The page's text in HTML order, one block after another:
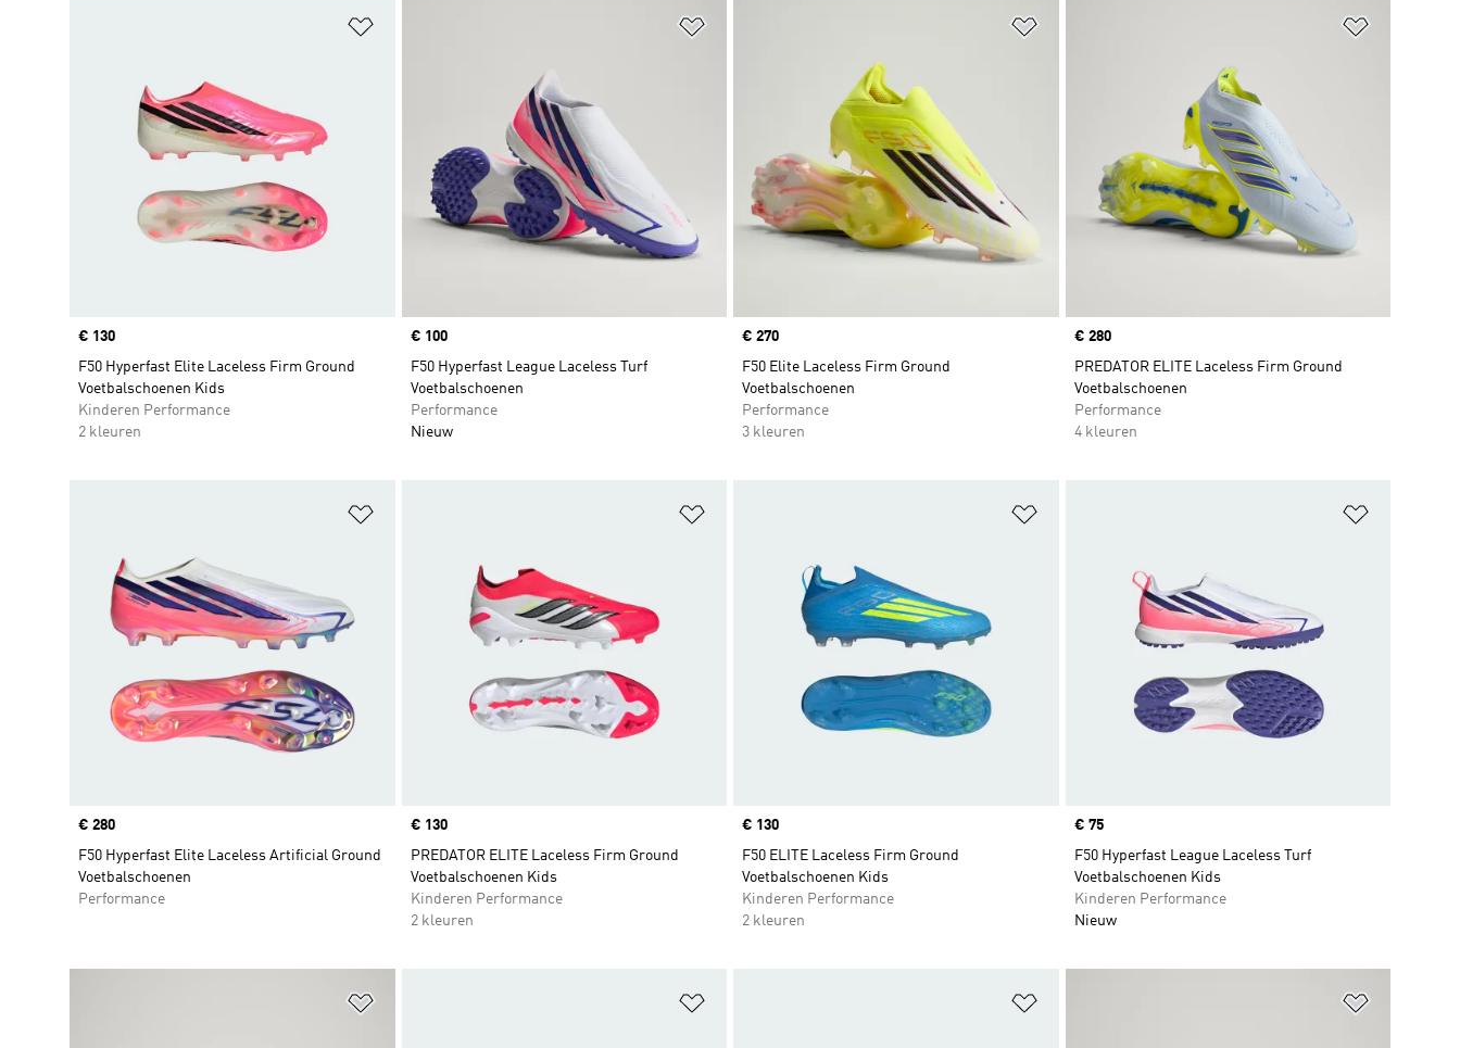
Price
€ 130
F50 Hyperfast Elite Laceless Firm Ground
Voetbalschoenen Kids
Kinderen Performance
2 kleuren
Price
€ 100
F50 Hyperfast League Laceless Turf
Voetbalschoenen
Performance
Nieuw
Price
€ 270
F50 Elite Laceless Firm Ground
Voetbalschoenen
Performance
3 kleuren
Price
€ 280
PREDATOR ELITE Laceless Firm Ground
Voetbalschoenen
Performance
4 kleuren
Price
€ 280
F50 Hyperfast Elite Laceless Artificial Ground
Voetbalschoenen
Performance
Price
€ 130
PREDATOR ELITE Laceless Firm Ground
Voetbalschoenen Kids
Kinderen Performance
2 kleuren
Price
€ 130
F50 ELITE Laceless Firm Ground
Voetbalschoenen Kids
Kinderen Performance
2 kleuren
Price
€ 75
F50 Hyperfast League Laceless Turf
Voetbalschoenen Kids
Kinderen Performance
Nieuw